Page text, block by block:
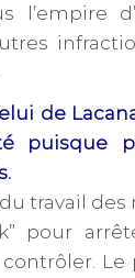
l’empire
de
puisque
travail des
pour